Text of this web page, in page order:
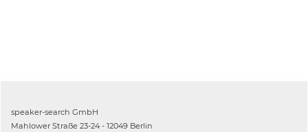
speaker-search GmbH
Mahlower Straße 23-24 - 12049 Berlin